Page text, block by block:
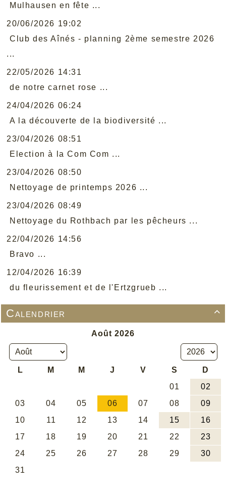
Mulhausen en fête ...
20/06/2026 19:02
Club des Aînés - planning 2ème semestre 2026
...
22/05/2026 14:31
de notre carnet rose ...
24/04/2026 06:24
A la découverte de la biodiversité ...
23/04/2026 08:51
Election à la Com Com ...
23/04/2026 08:50
Nettoyage de printemps 2026 ...
23/04/2026 08:49
Nettoyage du Rothbach par les pêcheurs ...
22/04/2026 14:56
Bravo ...
12/04/2026 16:39
du fleurissement et de l'Ertzgrueb ...

Calendrier